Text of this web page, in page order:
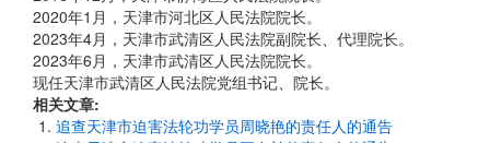
2020年1月，天津市河北区人民法院院长。
2023年4月，天津市武清区人民法院副院长、代理院长。
2023年6月，天津市武清区人民法院院长。
现任天津市武清区人民法院党组书记、院长。
相关文章:
追查天津市迫害法轮功学员周晓艳的责任人的通告